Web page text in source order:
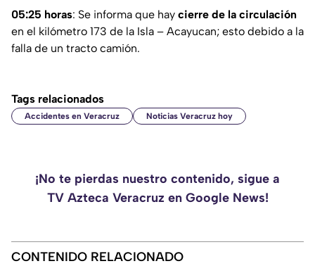
05:25 horas: Se informa que hay cierre de la circulación
en el kilómetro 173 de la Isla – Acayucan; esto debido a la
falla de un tracto camión.
Tags relacionados
Accidentes en Veracruz Noticias Veracruz hoy
¡No te pierdas nuestro contenido, sigue a
TV Azteca Veracruz en Google News!
CONTENIDO RELACIONADO